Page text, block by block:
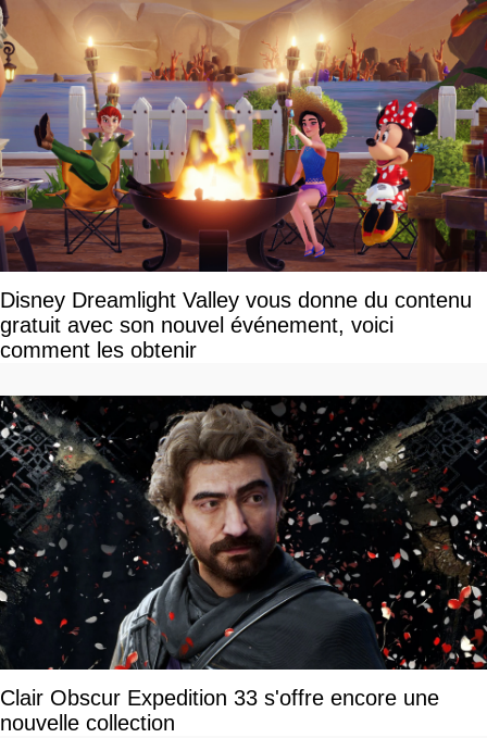
Disney Dreamlight Valley vous donne du contenu
gratuit avec son nouvel événement, voici
comment les obtenir
Clair Obscur Expedition 33 s'offre encore une
nouvelle collection